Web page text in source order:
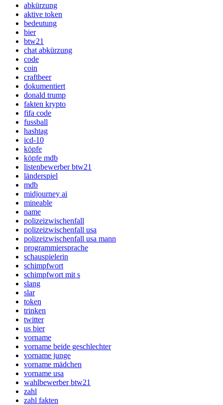
abkürzung
aktive token
bedeutung
bier
btw21
chat abkürzung
code
coin
craftbeer
dokumentiert
donald trump
fakten krypto
fifa code
fussball
hashtag
icd-10
köpfe
köpfe mdb
listenbewerber btw21
länderspiel
mdb
midjourney ai
mineable
name
polizeizwischenfall
polizeizwischenfall usa
polizeizwischenfall usa mann
programmiersprache
schauspielerin
schimpfwort
schimpfwort mit s
slang
slar
token
trinken
twitter
us bier
vorname
vorname beide geschlechter
vorname junge
vorname mädchen
vorname usa
wahlbewerber btw21
zahl
zahl fakten